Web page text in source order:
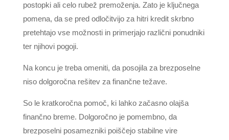
postopki ali celo rubež premoženja. Zato je ključnega
pomena, da se pred odločitvijo za hitri kredit skrbno
pretehtajo vse možnosti in primerjajo različni ponudniki
ter njihovi pogoji.
Na koncu je treba omeniti, da posojila za brezposelne
niso dolgoročna rešitev za finančne težave.
So le kratkoročna pomoč, ki lahko začasno olajša
finančno breme. Dolgoročno je pomembno, da
brezposelni posamezniki poiščejo stabilne vire